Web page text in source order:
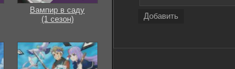
Добавить
Вампир в саду
(1 сезон)